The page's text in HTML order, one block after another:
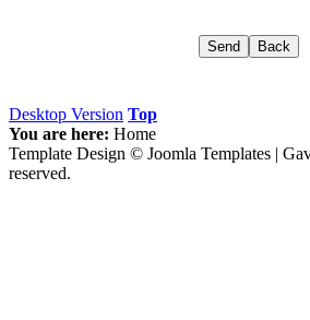
Desktop Version Top
You are here: Home
Template Design © Joomla Templates |
reserved.